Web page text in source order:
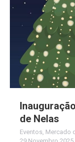
de Nelas
Eventos Mercado